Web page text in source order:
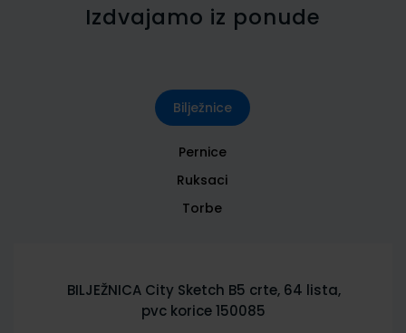
Izdvajamo iz ponude
Bilježnice
Pernice
Ruksaci
Torbe
BILJEŽNICA City Sketch B5 crte, 64 lista,
pvc korice 150085